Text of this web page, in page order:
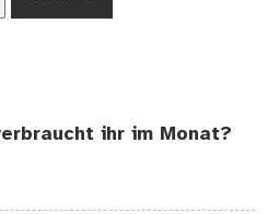
ihr im Monat?